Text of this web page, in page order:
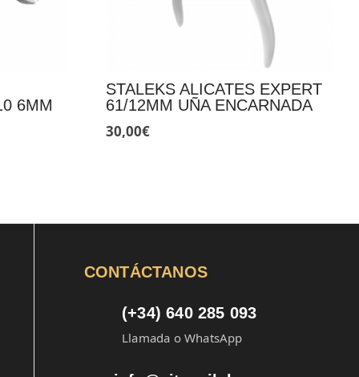
6MM
STALEKS ALICATES EXPERT
61/12MM UÑA ENCARNADA
30,00€
CONTÁCTANOS
(+34) 640 285 093
Llamada o WhatsApp